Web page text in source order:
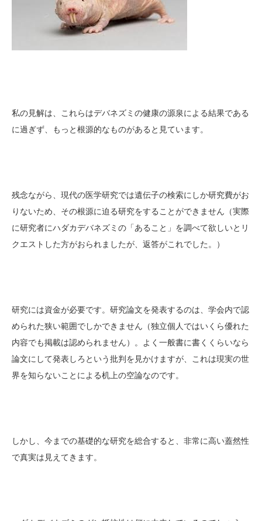
私の見解は、これらはデバネズミの健康の源泉による結果である
に過ぎず、もっと根源的なものがあると見ています。
残念ながら、現代の医学研究では遺伝子の検索にしか研究費がお
りないため、その根源に迫る研究をすることができません（実際
に研究者にハダカデバネズミの「あること」を調べて欲しいとリ
クエストした方がおられましたが、返答がこれでした。）
研究には資金が必要です。研究論文を発表するのは、学会内で認
められた狭い範囲でしかできません（独立個人ではいくら優れた
内容でも掲載は認められません）。よく一般書に書くくらいなら
論文にして発表しろという批判を見かけますが、これは現実の世
界を知らないことによる机上の空論なのです。
しかし、今までの基礎的な研究を総合すると、非常に高い蓋然性
で真実は見えてきます。